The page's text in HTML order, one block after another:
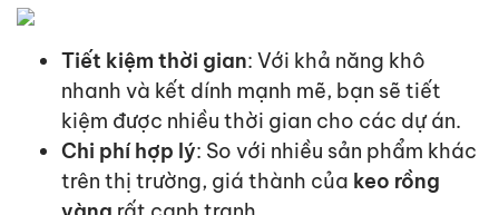
Tiết kiệm thời gian: Với khả năng khô
nhanh và kết dính mạnh mẽ, bạn sẽ tiết
kiệm được nhiều thời gian cho các dự án.
Chi phí hợp lý: So với nhiều sản phẩm khác
trên thị trường, giá thành của keo rồng